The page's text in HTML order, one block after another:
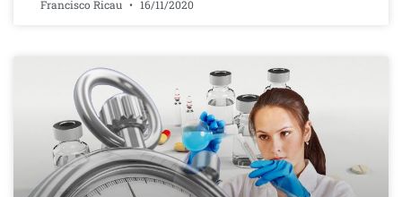
Francisco Ricau 16/11/2020